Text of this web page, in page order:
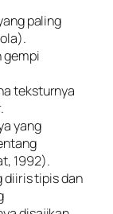
paling
gempi
teksturnya
yang
1992).
diiris tipis dan